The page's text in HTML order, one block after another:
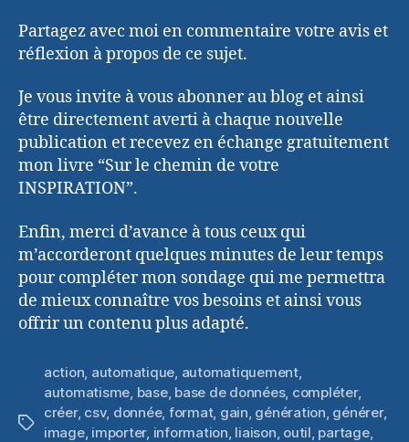
Partagez avec moi en commentaire votre avis et
réflexion à propos de ce sujet.
Je vous invite à vous abonner au blog et ainsi
être directement averti à chaque nouvelle
publication et recevez en échange gratuitement
mon livre “Sur le chemin de votre
INSPIRATION”.
Enfin, merci d’avance à tous ceux qui
m’accorderont quelques minutes de leur temps
pour compléter mon sondage qui me permettra
de mieux connaître vos besoins et ainsi vous
offrir un contenu plus adapté.
Étiquettes
action automatique automatiquement,
automatisme base, base de données, compléter,
créer, csv, donnée, format, gain génération générer,
image, importer, information liaison outil partage,